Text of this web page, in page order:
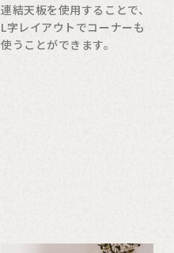
連結天板を使用することで、
L字レイアウトでコーナーも
使うことができます。